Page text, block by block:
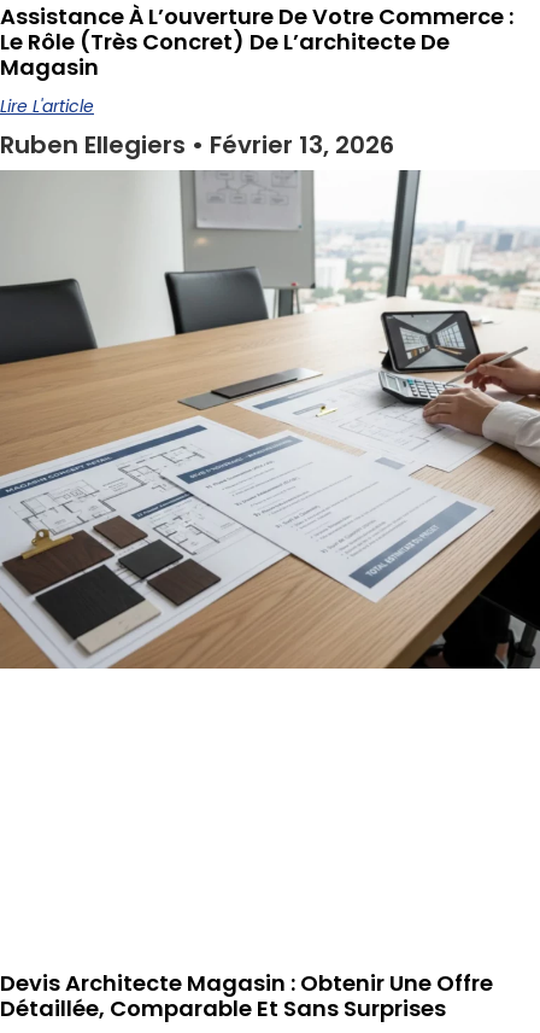
Assistance À L’ouverture De Votre Commerce :
Le Rôle (très Concret) De L’architecte De
Magasin
Lire L'article
Ruben Ellegiers Février 13, 2026
Devis Architecte Magasin : Obtenir Une Offre
Détaillée, Comparable Et Sans Surprises